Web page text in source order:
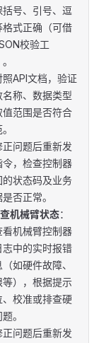
括号、引号、逗
格式正确（可借
校验工
API文档，验证
名称、数据类型
值范围是否符合
问题后重新发
令，检查控制器
的状态码及业务
否正常。
机械臂状态：
机械臂控制器
志中的实时报错
如硬件故障、
等），根据提示
、校准或排查硬
。
问题后重新发